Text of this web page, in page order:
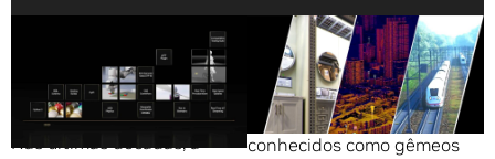
Universal Scene
Description como a
Linguagem do
Metaverso
Nas últimas décadas, a
NVIDIA Lança Diversas
Soluções de Digital
Twins Durante o GTC
Os digitais twins, também
conhecidos como gêmeos